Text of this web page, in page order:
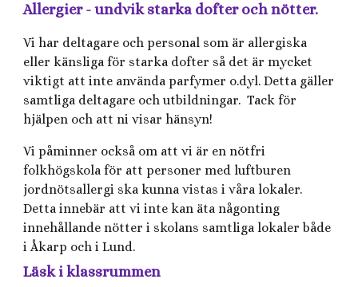
Allergier - undvik starka dofter och nötter.
Vi har deltagare och personal som är allergiska
eller känsliga för starka dofter så det är mycket
viktigt att inte använda parfymer o.dyl. Detta gäller
samtliga deltagare och utbildningar. Tack för
hjälpen och att ni visar hänsyn!
Vi påminner också om att vi är en nötfri
folkhögskola för att personer med luftburen
jordnötsallergi ska kunna vistas i våra lokaler.
Detta innebär att vi inte kan äta någonting
innehållande nötter i skolans samtliga lokaler både
i Åkarp och i Lund.
Läsk i klassrummen